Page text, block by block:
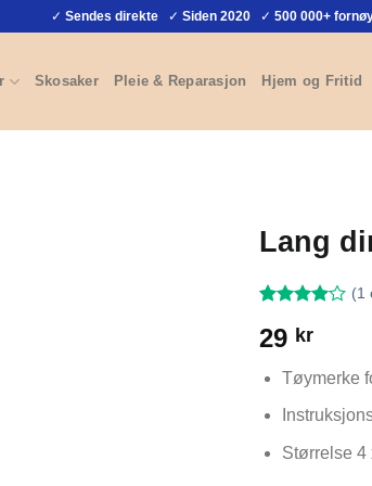
✓ Sendes direkte✓ Siden 2020✓ 500 000+
Skosaker Pleie & Reparasjon Hjem og Fritid
Lang
av 5
basert på
kundevurdering
(1
29 kr
Tøymerke
Størrelse 4